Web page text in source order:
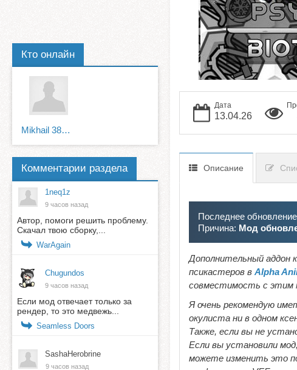
Дата
13.04.26
Описание
Последнее
Причина: Мод
Дополнительный аддон к
псикастеров в Alpha
совместимость с этим
Я очень рекомендую
окулиста ни в одном
Также, если вы не
Если вы установили
можете изменить это
Кто онлайн
Mikhail 38RUS
Комментарии раздела
1neq1z
9 часов назад
Автор, помоги решить проблему.
Скачал твою сборку,...
WarAgain
Chugundos
9 часов назад
Если мод отвечает только за
рендер, то это медвежь...
Seamless Doors
SashaHerobrine
9 часов назад